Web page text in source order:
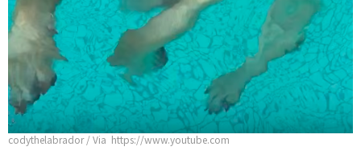
codythelabrador / Via https://www.youtube.com